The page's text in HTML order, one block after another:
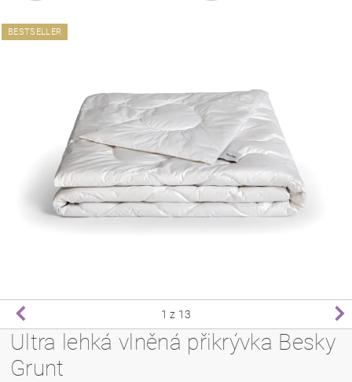
BESTSELLER
1 z 13
Ultra lehká vlněná přikrývka Besky
Grunt